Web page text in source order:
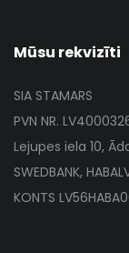
Mūsu rekvizīti
SIA STAMARS
PVN NR.
Lejupes iela 10,
SWEDBANK,
KONTS